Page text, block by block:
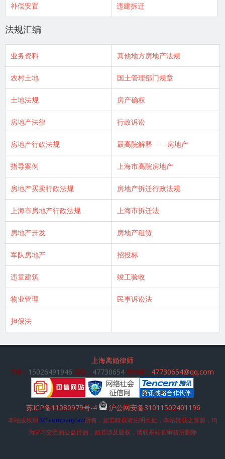
补偿安置 违建拆迁
法规汇编
业务资料 其他地方房地产法规
农村土地 国土管理部门规章
土地法规 房产确权
房地产法律 行政诉讼
房地产行政法规 最高院解释——房地产
指导案例 上海市高院房地产
房地产买卖行政法规 房地产拆迁行政法规
上海市房地产行政法规 上海市拆迁法
房地产开发 房地产租赁
军队房地产 招投标
违章建筑 竣工验收
物业管理 民事诉讼法
担保法
上海离婚律师
Tel： 15026491946 QQ： 47730654 Email： 47730654@qq.com
苏ICP备11080979号-4 沪公网安备31011502401196
本站版权归021companylaw所有，如若转载请注明出处，本站转载之资源，均
为学习交流的公益目的，如若涉及版权，请联系站长审核后删除